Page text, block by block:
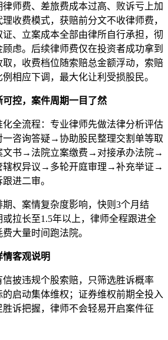
师费、差旅费成本过高、败诉亏上加
收费模式，获赔前分文不收律师费，
、立案成本全部由律所自行承担，彻
虑。后续律师费仅在投资者成功拿到
，收费档位随索赔总金额浮动，索赔
相应下调，最大化让利受损股民。
控，案件周期一目了然
全流程：专业律师先做法律分析评估
咨询答疑→协助股民整理交割单等取
文书→法院立案缴费→对接承办法院→
辖权异议→多轮开庭审理→补充举证→
进二审。
、案情复杂度影响，快则3个月结
拉长至1.5年以上，律师全程跟进全
大量时间跑法院。
情客观说明
信披违规个股索赔，只筛选胜诉概率
启动集体维权；证券维权前期全投入
诉把握，律师不会轻易开启案件征